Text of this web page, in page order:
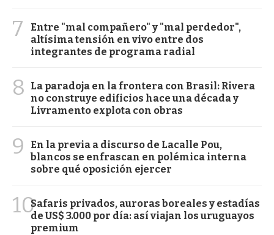
7
Entre "mal compañero" y "mal perdedor",
altísima tensión en vivo entre dos
integrantes de programa radial
8
La paradoja en la frontera con Brasil: Rivera
no construye edificios hace una década y
Livramento explota con obras
9
En la previa a discurso de Lacalle Pou,
blancos se enfrascan en polémica interna
sobre qué oposición ejercer
10Safaris privados, auroras boreales y estadías
de US$ 3.000 por día: así viajan los uruguayos
premium